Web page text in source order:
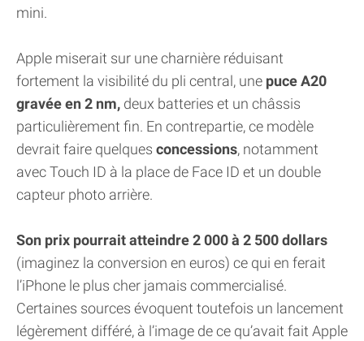
mini.
Apple miserait sur une charnière réduisant
fortement la visibilité du pli central, une puce A20
gravée en 2 nm, deux batteries et un châssis
particulièrement fin. En contrepartie, ce modèle
devrait faire quelques concessions, notamment
avec Touch ID à la place de Face ID et un double
capteur photo arrière.
Son prix pourrait atteindre 2 000 à 2 500 dollars
(imaginez la conversion en euros) ce qui en ferait
l’iPhone le plus cher jamais commercialisé.
Certaines sources évoquent toutefois un lancement
légèrement différé, à l’image de ce qu’avait fait Apple